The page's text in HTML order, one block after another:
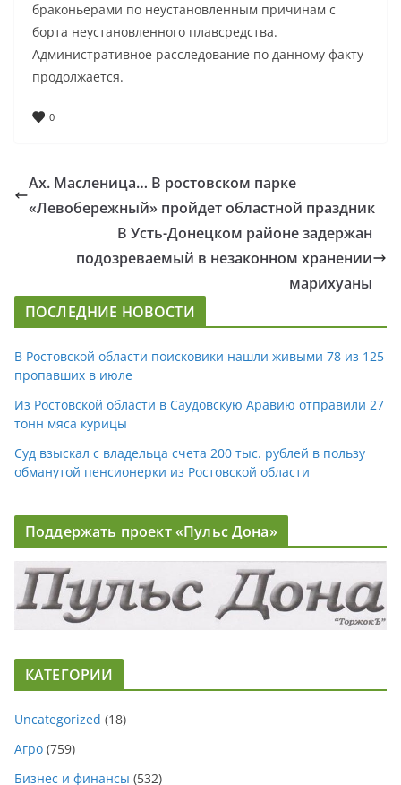
браконьерами по неустановленным причинам с
борта неустановленного плавсредства.
Административное расследование по данному факту
продолжается.
0
Ах. Масленица… В ростовском парке
«Левобережный» пройдет областной праздник
В Усть-Донецком районе задержан
подозреваемый в незаконном хранении
марихуаны
ПОСЛЕДНИЕ НОВОСТИ
В Ростовской области поисковики нашли живыми 78 из 125
пропавших в июле
Из Ростовской области в Саудовскую Аравию отправили 27
тонн мяса курицы
Суд взыскал с владельца счета 200 тыс. рублей в пользу
обманутой пенсионерки из Ростовской области
Поддержать проект «Пульс Дона»
КАТЕГОРИИ
Uncategorized (18)
Агро (759)
Бизнес и финансы (532)